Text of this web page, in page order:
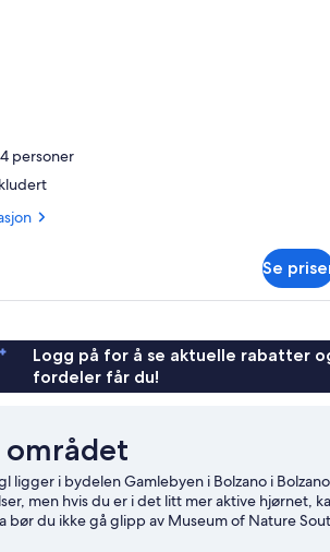
4 personer
Se
Logg på for å se aktuelle rabatter
fordeler får du!
området
ligger i bydelen Gamlebyen i Bolzano i
men hvis du er i det litt mer aktive hjørnet,
bør du ikke gå glipp av Museum of Nature
Ta del i utendørsaktiviteter som fjellklatring,